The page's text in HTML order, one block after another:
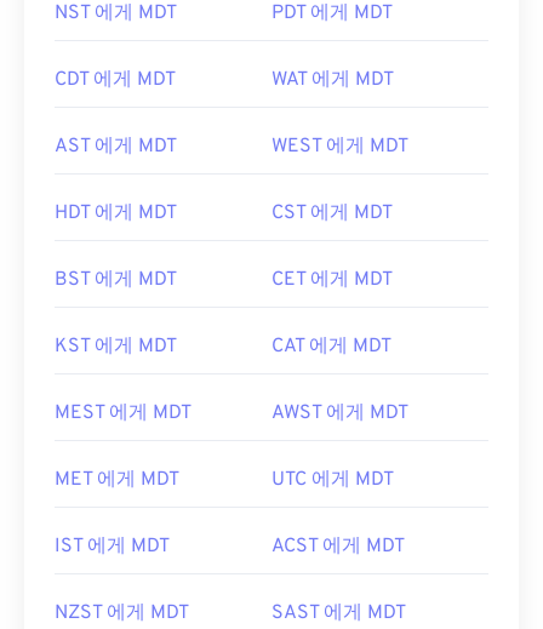
NST 에게 MDT PDT 에게 MDT
CDT 에게 MDT WAT 에게 MDT
AST 에게 MDT WEST 에게 MDT
HDT 에게 MDT CST 에게 MDT
BST 에게 MDT CET 에게 MDT
KST 에게 MDT CAT 에게 MDT
MEST 에게 MDT AWST 에게 MDT
MET 에게 MDT UTC 에게 MDT
IST 에게 MDT ACST 에게 MDT
NZST 에게 MDT SAST 에게 MDT